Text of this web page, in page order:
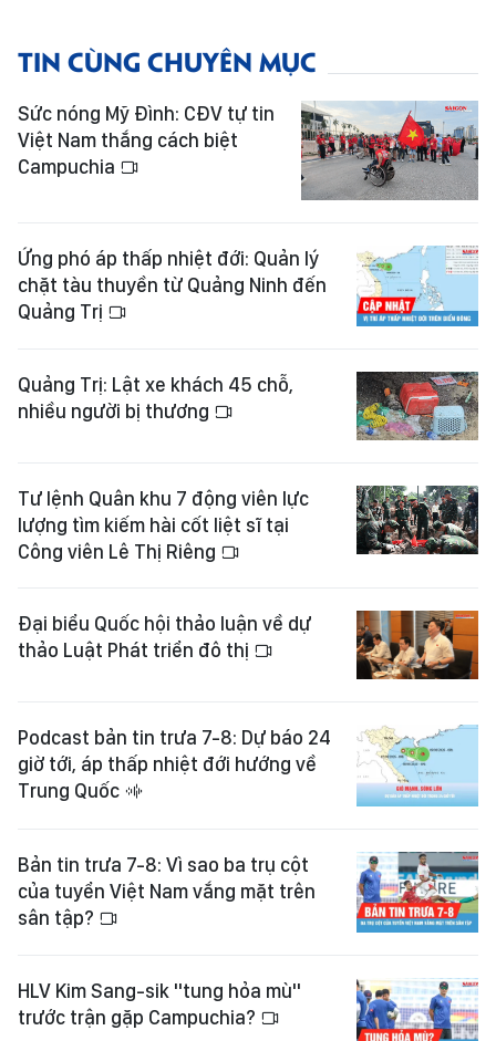
TIN CÙNG CHUYÊN MỤC
Sức nóng Mỹ Đình: CĐV tự tin
Việt Nam thắng cách biệt
Campuchia
Ứng phó áp thấp nhiệt đới: Quản lý
chặt tàu thuyền từ Quảng Ninh đến
Quảng Trị
Quảng Trị: Lật xe khách 45 chỗ,
nhiều người bị thương
Tư lệnh Quân khu 7 động viên lực
lượng tìm kiếm hài cốt liệt sĩ tại
Công viên Lê Thị Riêng
Đại biểu Quốc hội thảo luận về dự
thảo Luật Phát triển đô thị
Podcast bản tin trưa 7-8: Dự báo 24
giờ tới, áp thấp nhiệt đới hướng về
Trung Quốc
Bản tin trưa 7-8: Vì sao ba trụ cột
của tuyển Việt Nam vắng mặt trên
sân tập?
HLV Kim Sang-sik "tung hỏa mù"
trước trận gặp Campuchia?